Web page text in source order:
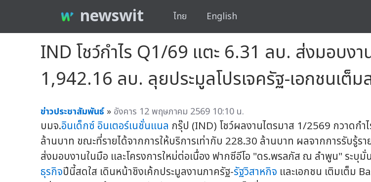
newswit ไทย English
IND โชว์กำไร Q1/69 แตะ 6.31 ลบ. ส่งมอบ
1,942.16 ลบ. ลุยประมูลโปรเจครัฐ-เอกชนเต็
ข่าวประชาสัมพันธ์ » อังคาร 12 พฤษภาคม 2569 10:10 น.
บมจ.อินเด็กซ์ อินเตอร์เนชั่นแนล กรุ๊ป (IND) โชว์ผลงานไตรมาส 1/2569 กวาดกำ
ล้านบาท ขณะที่รายได้จากการให้บริการเท่ากับ 228.30 ล้านบาท ผลจากการรับรู้รา
ส่งมอบงานในมือ และโครงการใหม่ต่อเนื่อง ฟากซีอีโอ "ดร.พรลภัส ณ ลำพูน" ระบุมั่
ธุรกิจปีนี้สดใส เดินหน้าชิงเค้กประมูลงานภาครัฐ-รัฐวิสาหกิจ และเอกชน เติมเต็ม